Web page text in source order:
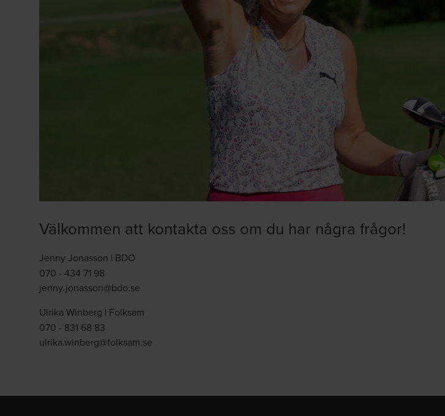
Välkommen att kontakta oss om du har några frågor!
Jenny Jonasson | BDO
070 - 434 71 98
jenny.jonasson@bdo.se
Ulrika Winberg | Folksam
070 - 831 68 83
ulrika.winberg@folksam.se